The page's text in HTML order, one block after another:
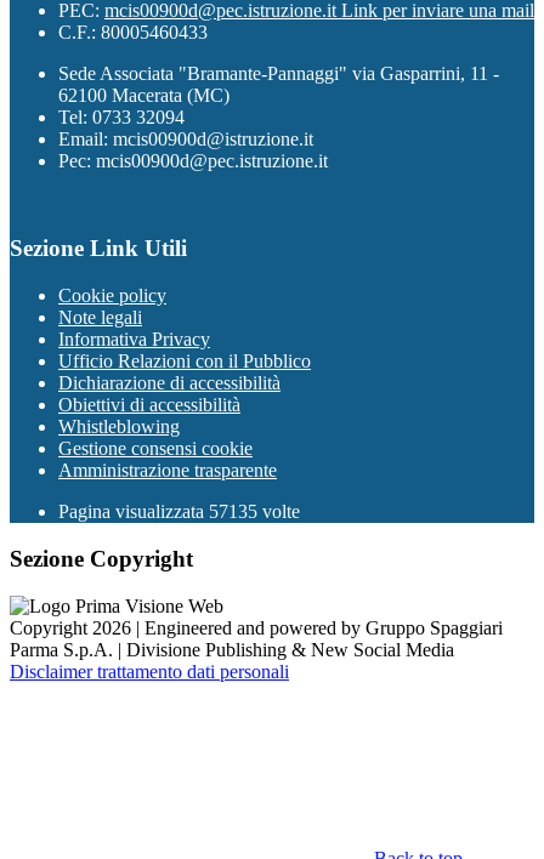
PEC: mcis00900d@pec.istruzione.it Link per inviare una mail
C.F.: 80005460433
Sede Associata "Bramante-Pannaggi" via Gasparrini, 11 -
62100 Macerata (MC)
Tel: 0733 32094
Email: mcis00900d@istruzione.it
Pec: mcis00900d@pec.istruzione.it
Sezione Link Utili
Cookie policy
Note legali
Informativa Privacy
Ufficio Relazioni con il Pubblico
Dichiarazione di accessibilità
Obiettivi di accessibilità
Whistleblowing
Gestione consensi cookie
Amministrazione trasparente
Pagina visualizzata 57135 volte
Sezione Copyright
Copyright 2026 | Engineered and powered by Gruppo Spaggiari
Parma S.p.A. | Divisione Publishing & New Social Media
Disclaimer trattamento dati personali